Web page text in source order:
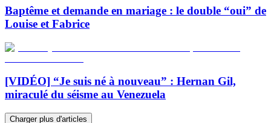
Baptême et demande en mariage : le double “oui” de
Louise et Fabrice
[VIDÉO] “Je suis né à nouveau” : Hernan Gil,
miraculé du séisme au Venezuela
Charger plus d'articles